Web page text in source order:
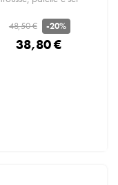
48,50 € -20%
38,80 €